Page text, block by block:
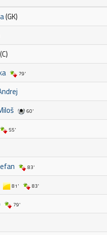
(GK)
(C)
79'
60'
55'
83'
81' 83'
79'